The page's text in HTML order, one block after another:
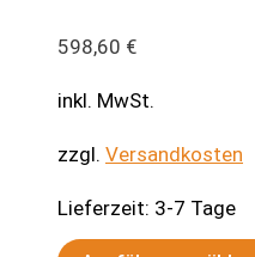
598,60 €
inkl. MwSt.
zzgl. Versandkosten
Lieferzeit: 3-7 Tage